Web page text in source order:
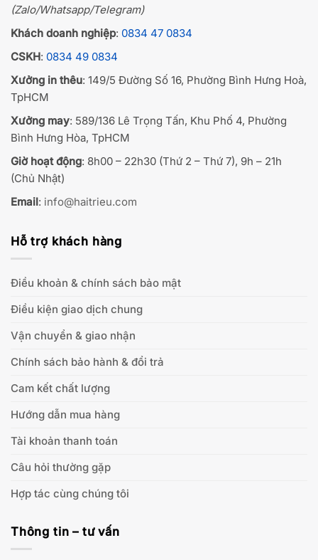
(Zalo/Whatsapp/Telegram)
Khách doanh nghiệp: 0834 47 0834
CSKH: 0834 49 0834
Xưởng in thêu: 149/5 Đường Số 16, Phường Bình Hưng Hoà,
TpHCM
Xưởng may: 589/136 Lê Trọng Tấn, Khu Phố 4, Phường
Bình Hưng Hòa, TpHCM
Giờ hoạt động: 8h00 – 22h30 (Thứ 2 – Thứ 7), 9h – 21h
(Chủ Nhật)
Email: info@haitrieu.com
Hỗ trợ khách hàng
Điều khoản & chính sách bảo mật
Điều kiện giao dịch chung
Vận chuyển & giao nhận
Chính sách bảo hành & đổi trả
Cam kết chất lượng
Hướng dẫn mua hàng
Tài khoản thanh toán
Câu hỏi thường gặp
Hợp tác cùng chúng tôi
Thông tin – tư vấn